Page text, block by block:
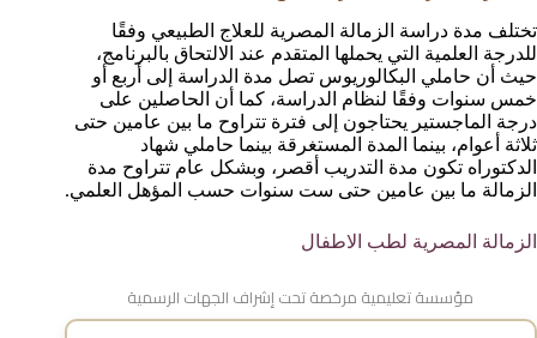
تختلف مدة دراسة الزمالة المصرية للعلاج الطبيعي وفقًا
للدرجة العلمية التي يحملها المتقدم عند الالتحاق بالبرنامج،
حيث أن حاملي البكالوريوس تصل مدة الدراسة إلى أربع أو
خمس سنوات وفقًا لنظام الدراسة، كما أن الحاصلين على
درجة الماجستير يحتاجون إلى فترة تتراوح ما بين عامين حتى
ثلاثة أعوام، بينما المدة المستغرقة بينما حاملي شهاد
الدكتوراه تكون مدة التدريب أقصر، وبشكل عام تتراوح مدة
الزمالة ما بين عامين حتى ست سنوات حسب المؤهل العلمي.
الزمالة المصرية لطب الاطفال
مؤسسة تعليمية مرخصة تحت إشراف الجهات الرسمية